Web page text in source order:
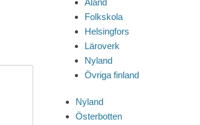
Åland
Folkskola
Helsingfors
Läroverk
Nyland
Övriga finland
Nyland
Österbotten